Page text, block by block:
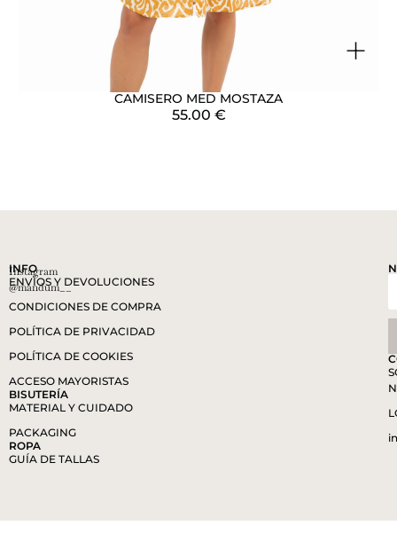
+
CAMISERO MED MOSTAZA
55.00 €
Instagram
@mandum__
INFO
ENVÍOS Y DEVOLUCIONES
CONDICIONES DE COMPRA
POLÍTICA DE PRIVACIDAD
POLÍTICA DE COOKIES
ACCESO MAYORISTAS
BISUTERÍA
MATERIAL Y CUIDADO
PACKAGING
ROPA
GUÍA DE TALLAS